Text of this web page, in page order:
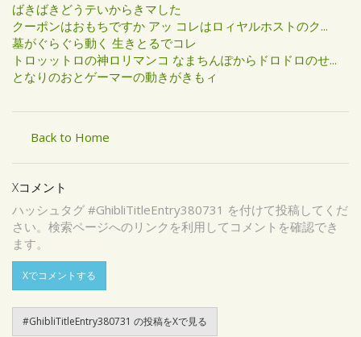
ばきばきどうテいからきマした
クーポンはおもちですか アッ コレはロィヤルホストのク...
墓がぐらぐら動く 生きとるでコレ
トロッットロの神ロリマンコ なまちんぽからドロドロのせ...
となりのおとゲーマーの動きがきもィ
Back to Home
Xコメント
ハッシュタグ #GhibliTitleEntry380731 を付けて投稿してくだ
さい。検索ページへのリンクを利用してコメントを確認でき
ます。
Xでコメントする
#GhibliTitleEntry380731 の投稿をXで見る